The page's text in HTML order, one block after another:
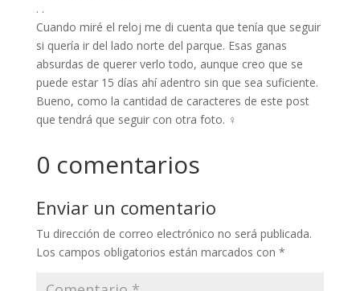
. .
Cuando miré el reloj me di cuenta que tenía que seguir
si quería ir del lado norte del parque. Esas ganas
absurdas de querer verlo todo, aunque creo que se
puede estar 15 días ahí adentro sin que sea suficiente.
Bueno, como la cantidad de caracteres de este post
que tendrá que seguir con otra foto. ‍♀️
0 comentarios
Enviar un comentario
Tu dirección de correo electrónico no será publicada.
Los campos obligatorios están marcados con *